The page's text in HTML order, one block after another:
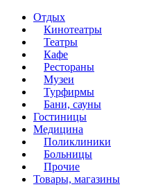
Отдых
Кинотеатры
Театры
Кафе
Рестораны
Музеи
Турфирмы
Бани, сауны
Гостиницы
Медицина
Поликлиники
Больницы
Прочие
Товары, магазины